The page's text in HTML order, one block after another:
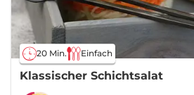
20 Min. Einfach
Klassischer Schichtsalat